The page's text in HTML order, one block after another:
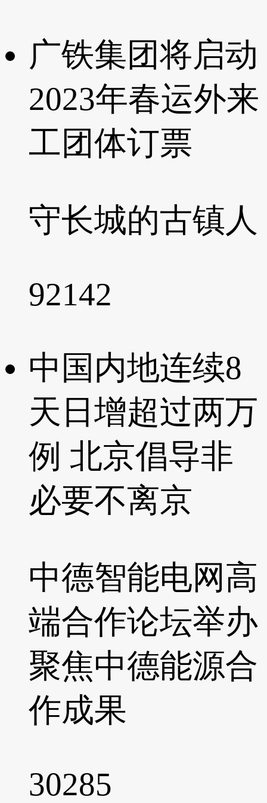
广铁集团将启动
2023年春运外来
工团体订票
守长城的古镇人
92142
中国内地连续8
天日增超过两万
例 北京倡导非
必要不离京
中德智能电网高
端合作论坛举办
聚焦中德能源合
作成果
30285